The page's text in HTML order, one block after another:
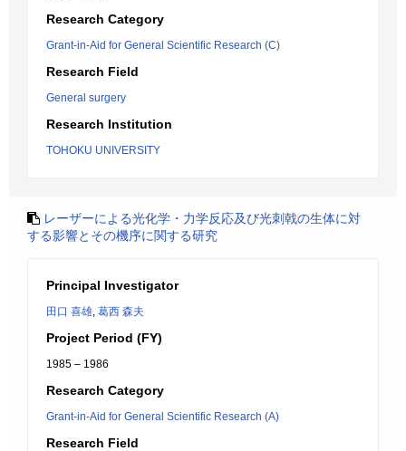
Research Category
Grant-in-Aid for General Scientific Research (C)
Research Field
General surgery
Research Institution
TOHOKU UNIVERSITY
レーザーによる光化学・力学反応及び光刺戟の生体に対
する影響とその機序に関する研究
Principal Investigator
田口 喜雄, 葛西 森夫
Project Period (FY)
1985 – 1986
Research Category
Grant-in-Aid for General Scientific Research (A)
Research Field